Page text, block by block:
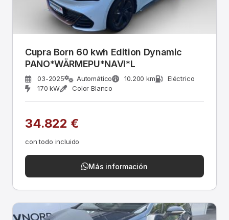
Cupra Born 60 kwh Edition Dynamic
PANO*WÄRMEPU*NAVI*L
03-2025 Automático 10.200 km
Eléctrico
170 kW
Color Blanco
34.822 €
con todo incluido
Más información